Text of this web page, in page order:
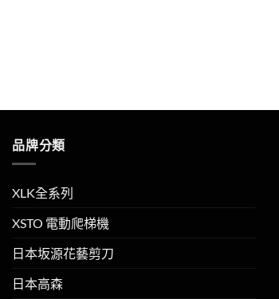
品牌分類
XLK全系列
XSTO 電動爬梯機
日本坂源花藝剪刀
日本高森